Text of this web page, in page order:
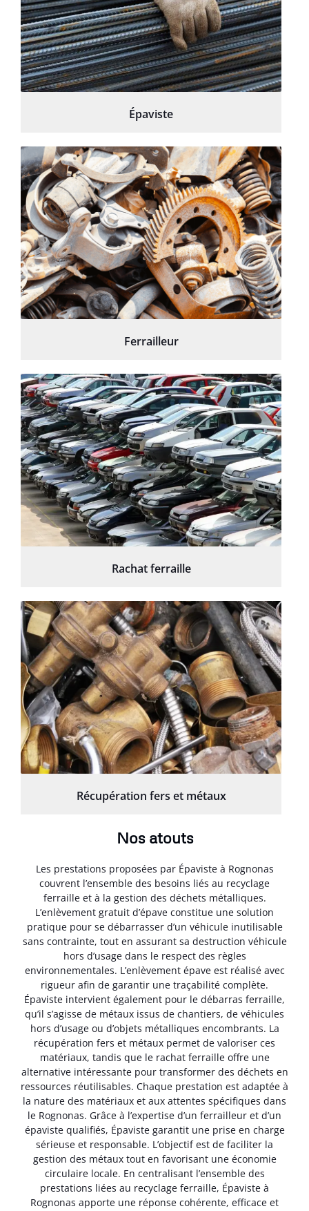
Épaviste
Ferrailleur
Rachat ferraille
Récupération fers et métaux
Nos atouts
Les prestations proposées par Épaviste à Rognonas
couvrent l’ensemble des besoins liés au recyclage
ferraille et à la gestion des déchets métalliques.
L’enlèvement gratuit d’épave constitue une solution
pratique pour se débarrasser d’un véhicule inutilisable
sans contrainte, tout en assurant sa destruction véhicule
hors d’usage dans le respect des règles
environnementales. L’enlèvement épave est réalisé avec
rigueur afin de garantir une traçabilité complète.
Épaviste intervient également pour le débarras ferraille,
qu’il s’agisse de métaux issus de chantiers, de véhicules
hors d’usage ou d’objets métalliques encombrants. La
récupération fers et métaux permet de valoriser ces
matériaux, tandis que le rachat ferraille offre une
alternative intéressante pour transformer des déchets en
ressources réutilisables. Chaque prestation est adaptée à
la nature des matériaux et aux attentes spécifiques dans
le Rognonas. Grâce à l’expertise d’un ferrailleur et d’un
épaviste qualifiés, Épaviste garantit une prise en charge
sérieuse et responsable. L’objectif est de faciliter la
gestion des métaux tout en favorisant une économie
circulaire locale. En centralisant l’ensemble des
prestations liées au recyclage ferraille, Épaviste à
Rognonas apporte une réponse cohérente, efficace et